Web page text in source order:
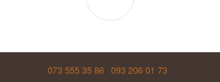
073 555 35 86 093 206 01 73